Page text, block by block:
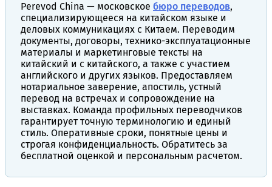
Perevod China — московское бюро переводов,
специализирующееся на китайском языке и
деловых коммуникациях с Китаем. Переводим
документы, договоры, технико-эксплуатационные
материалы и маркетинговые тексты на
китайский и с китайского, а также с участием
английского и других языков. Предоставляем
нотариальное заверение, апостиль, устный
перевод на встречах и сопровождение на
выставках. Команда профильных переводчиков
гарантирует точную терминологию и единый
стиль. Оперативные сроки, понятные цены и
строгая конфиденциальность. Обратитесь за
бесплатной оценкой и персональным расчетом.